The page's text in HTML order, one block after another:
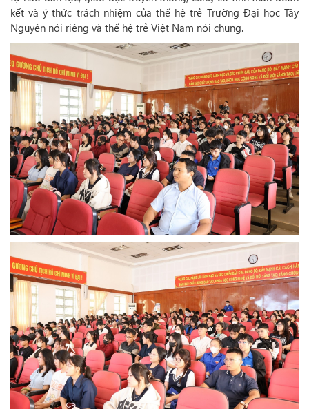
kết và ý thức trách nhiệm của thế hệ trẻ Trường Đại học Tây
Nguyên nói riêng và thế hệ trẻ Việt Nam nói chung.